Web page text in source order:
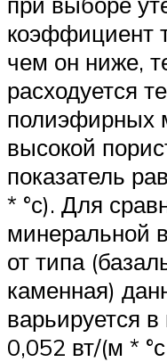
коэффициент
чем он ниже,
расходуется
полиэфирных
высокой
показатель
* °с). Для
минеральной
от типа
каменная)
варьируется
0,052 вт/(м *